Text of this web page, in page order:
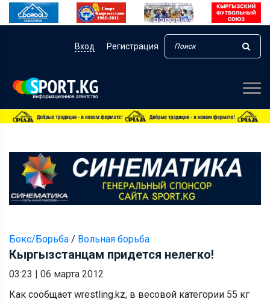
Вход Регистрация
Бокс/Борьба / Вольная борьба
Кыргызстанцам придется нелегко!
03:23 | 06 марта 2012
Как сообщает wrestling.kz, в весовой категории 55 кг